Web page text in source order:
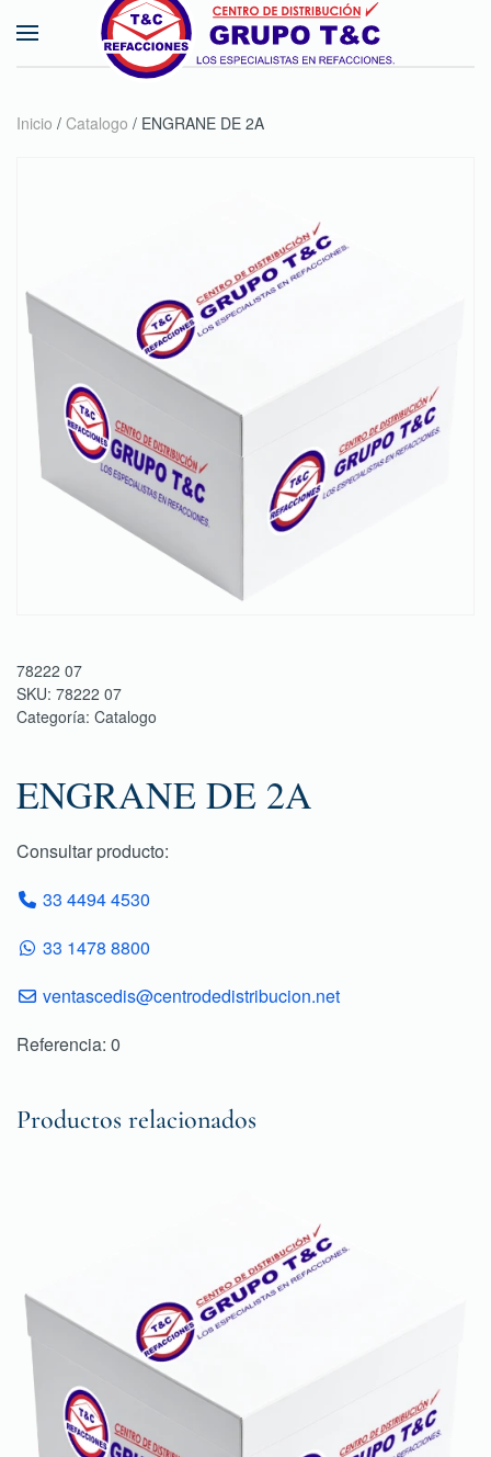
Skip to main content
Inicio / Catalogo / ENGRANE DE 2A
78222 07
SKU: 78222 07
Categoría: Catalogo
ENGRANE DE 2A
Consultar producto:
33 4494 4530
33 1478 8800
ventascedis@centrodedistribucion.net
Referencia: 0
Productos relacionados